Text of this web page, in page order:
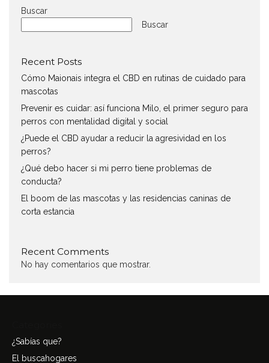
Buscar
Buscar
Recent Posts
Cómo Maionais integra el CBD en rutinas de cuidado para
mascotas
Prevenir es cuidar: así funciona Milo, el primer seguro para
perros con mentalidad digital y social
¿Puede el CBD ayudar a reducir la agresividad en los
perros?
¿Qué debo hacer si mi perro tiene problemas de
conducta?
El boom de las mascotas y las residencias caninas de
corta estancia
Recent Comments
No hay comentarios que mostrar.
¿Sabías que?
El buscahogares